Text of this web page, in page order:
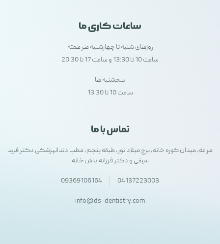
ساعات کاری ما
روزهای شنبه تا چهارشنبه هر هفته
ساعت 10 تا 13:30 و ساعت 17 تا 20:30
پنجشنبه ها
ساعت 10 تا 13:30
تماس با ما
مراغه، میدان کوره خانه، برج میلاد نور، طبقه پنجم، مطب دندانپزشکی دکتر فربد
سیفی و دکتر فرزانه داش خانه
09369106164 04137223003
info@ds-dentistry.com